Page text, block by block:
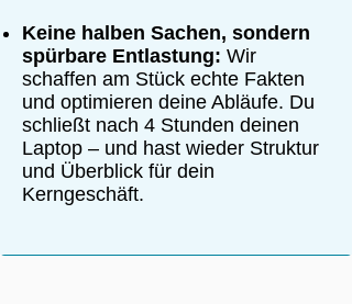
Keine halben Sachen, sondern
spürbare Entlastung: Wir
schaffen am Stück echte Fakten
und optimieren deine Abläufe. Du
schließt nach 4 Stunden deinen
Laptop – und hast wieder Struktur
und Überblick für dein
Kerngeschäft.